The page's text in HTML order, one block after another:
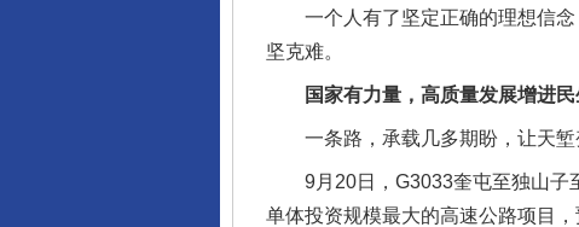
一个人有了坚定正确的理想信念
坚克难。
国家有力量，高质量发展增进民
一条路，承载几多期盼，让天
9月20日，G3033奎屯至独山子至
单体投资规模最大的高速公路项目